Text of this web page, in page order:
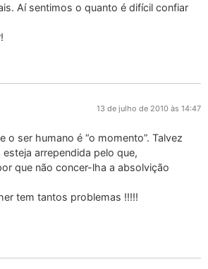
Aí sentimos o quanto é difícil confiar
13 de julho de 2010 às 14:47
o ser humano é “o momento”. Talvez
arrependida pelo que,
que não concer-lha a absolvição
tem tantos problemas !!!!!